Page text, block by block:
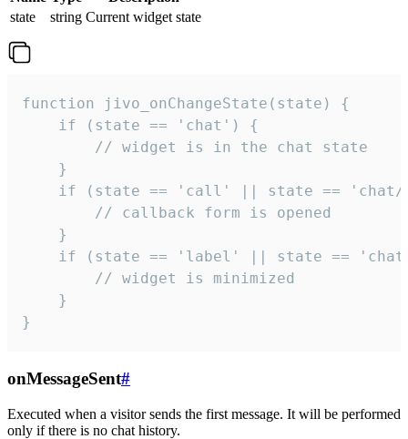
state
string Current widget state
function jivo_onChangeState(state) {
    if (state == 'chat') {
        // widget is in the chat state
    }
if (state == 'call' || state ==
        // callback form is opened
    }
if (state == 'label' || state ==
        // widget is minimized
    }
}
onMessageSent#
Executed when a visitor sends the first message. It will be performed
only if there is no chat history.